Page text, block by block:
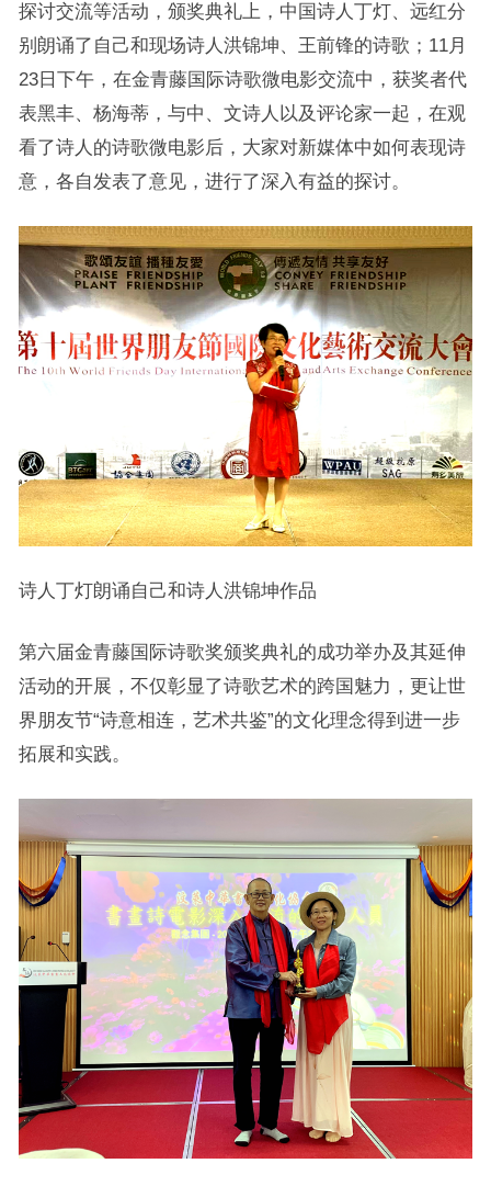
探讨交流等活动，颁奖典礼上，中国诗人丁灯、远红分
别朗诵了自己和现场诗人洪锦坤、王前锋的诗歌；11月
23日下午，在金青藤国际诗歌微电影交流中，获奖者代
表黑丰、杨海蒂，与中、文诗人以及评论家一起，在观
看了诗人的诗歌微电影后，大家对新媒体中如何表现诗
意，各自发表了意见，进行了深入有益的探讨。
诗人丁灯朗诵自己和诗人洪锦坤作品
第六届金青藤国际诗歌奖颁奖典礼的成功举办及其延伸
活动的开展，不仅彰显了诗歌艺术的跨国魅力，更让世
界朋友节“诗意相连，艺术共鉴”的文化理念得到进一步
拓展和实践。